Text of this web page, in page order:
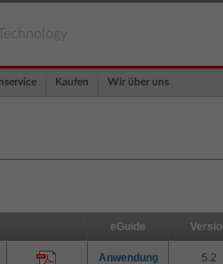
Kaufen Wir über uns
eGuide
Anwendung 5.2